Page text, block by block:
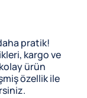
pratik!
kargo ve
ürün
özellik ile